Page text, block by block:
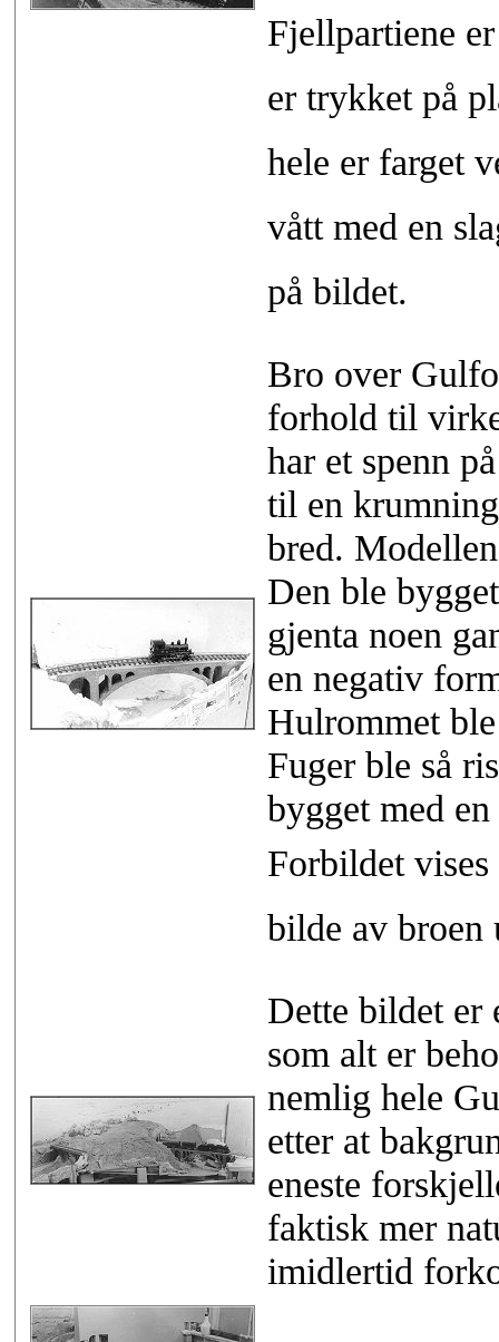
Fjellpartiene
er trykket på
hele er farget
vått med en
på bildet.
Bro over
forhold til
har et spenn
til en krumning
bred.
Den ble
gjenta noen
en negativ
Hulrommet
Fuger ble så
bygget med
Forbildet
bilde av broen
Dette bildet er
som alt er
nemlig hele
etter at
eneste
faktisk mer
imidlertid